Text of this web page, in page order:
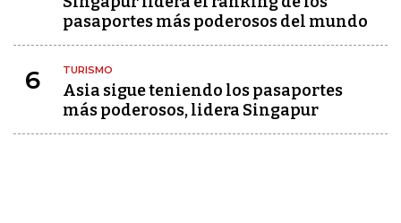
pasaportes más poderosos del mundo
6 TURISMO
Asia sigue teniendo los pasaportes
más poderosos, lidera Singapur